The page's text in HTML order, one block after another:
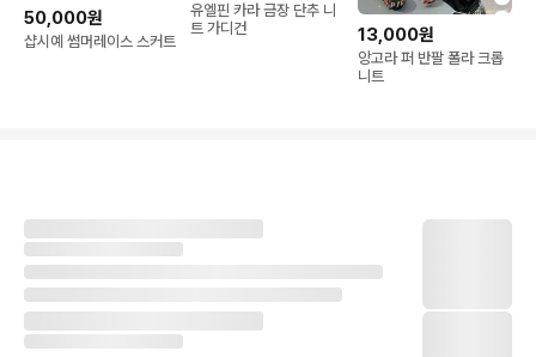
50,000원
샵시예 썸머레이스 스커트
유엘핀 카라 금장 단추 니
트 가디건
13,000원
앙고라 퍼 반팔 폴라 크롭
니트